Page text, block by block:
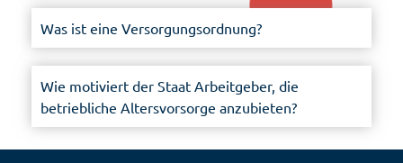
Was ist eine Versorgungsordnung?
Wie motiviert der Staat Arbeitgeber, die
betriebliche Altersvorsorge anzubieten?